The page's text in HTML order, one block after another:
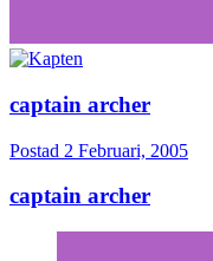
captain archer
Postad 2 Februari, 2005
captain archer